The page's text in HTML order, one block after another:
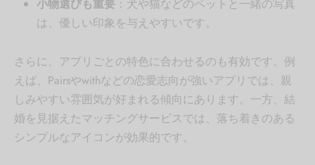
小物選びも重要：犬や猫などのペットと一緒の写真
は、優しい印象を与えやすいです。
さらに、アプリごとの特色に合わせるのも有効です。例
えば、Pairsやwithなどの恋愛志向が強いアプリでは、親
しみやすい雰囲気が好まれる傾向にあります。一方、結
婚を見据えたマッチングサービスでは、落ち着きのある
シンプルなアイコンが効果的です。